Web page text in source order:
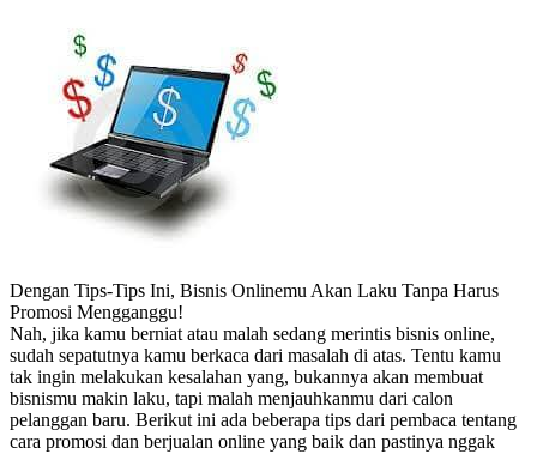
Dengan Tips-Tips Ini, Bisnis Onlinemu Akan Laku Tanpa Harus
Promosi Mengganggu!
Nah, jika kamu berniat atau malah sedang merintis bisnis online,
sudah sepatutnya kamu berkaca dari masalah di atas. Tentu kamu
tak ingin melakukan kesalahan yang, bukannya akan membuat
bisnismu makin laku, tapi malah menjauhkanmu dari calon
pelanggan baru. Berikut ini ada beberapa tips dari pembaca tentang
cara promosi dan berjualan online yang baik dan pastinya nggak